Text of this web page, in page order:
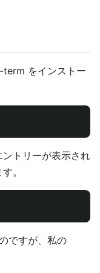
term をインストー
トリーが表示され
。
ですが、私の